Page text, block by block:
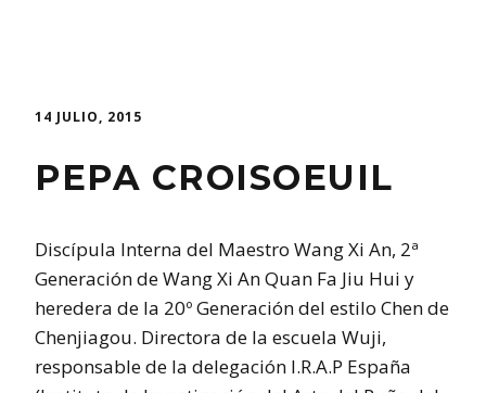
14 JULIO, 2015
PEPA CROISOEUIL
Discípula Interna del Maestro Wang Xi An, 2ª
Generación de Wang Xi An Quan Fa Jiu Hui y
heredera de la 20º Generación del estilo Chen de
Chenjiagou. Directora de la escuela Wuji,
responsable de la delegación I.R.A.P España